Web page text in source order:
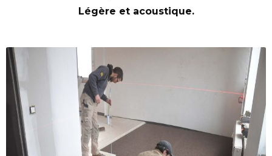
Légère et acoustique.